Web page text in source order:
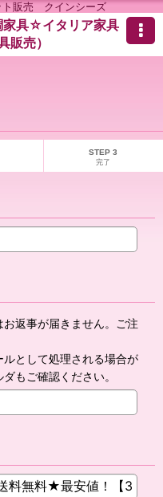
ト販売 クインシーズ
具☆イタリア家具
販売）
STEP 3
完了
返事が届きません。ご注
として処理される場合が
もご確認ください。